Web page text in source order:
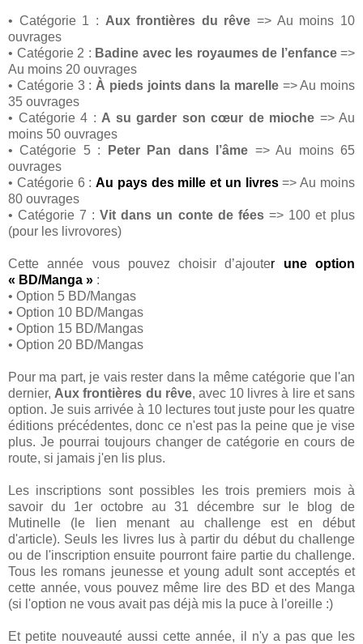
• Catégorie 1 : Aux frontières du rêve => Au moins 10
ouvrages
• Catégorie 2 : Badine avec les royaumes de l’enfance=>
Au moins 20 ouvrages
• Catégorie 3 : À pieds joints dans la marelle=> Au moins
35 ouvrages
• Catégorie 4 : A su garder son cœur de mioche => Au
moins 50 ouvrages
• Catégorie 5 :
Peter Pan dans l’âme => Au moins 65
ouvrages
• Catégorie 6 :Au pays des mille et un livres => Au moins
80 ouvrages
• Catégorie 7 :Vit dans un conte de fées=> 100 et plus
(pour les livrovores)
Cette année vous pouvez choisir d’ajouter une option
« BD/Manga » :
• Option 5 BD/Mangas
• Option 10 BD/Mangas
• Option 15 BD/Mangas
• Option 20 BD/Mangas
Pour ma part, je vais rester dans la même catégorie que l'an
dernier, Aux frontières du rêve, avec 10 livres à lire et sans
option. Je suis arrivée à 10 lectures tout juste pour les quatre
éditions précédentes, donc ce n'est pas la peine que je vise
plus. Je pourrai toujours changer de catégorie en cours de
route, si jamais j'en lis plus.
Les inscriptions sont possibles les trois premiers mois à
savoir du 1er octobre au 31 décembre sur le blog de
Mutinelle (le lien menant au challenge est en début
d'article). Seuls les livres lus à partir du début du challenge
ou de l'inscription ensuite pourront faire partie du challenge.
Tous les romans jeunesse et young adult sont acceptés et
cette année, vous pouvez même lire des BD et des Manga
(si l'option ne vous avait pas déjà mis la puce à l'oreille :)
Et petite nouveauté aussi cette année, il n'y a pas que les